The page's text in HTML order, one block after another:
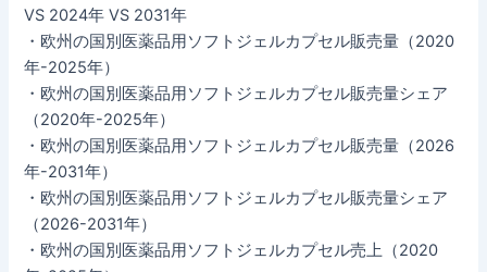
VS 2024年 VS 2031年
・欧州の国別医薬品用ソフトジェルカプセル販売量（2020
年-2025年）
・欧州の国別医薬品用ソフトジェルカプセル販売量シェア
（2020年-2025年）
・欧州の国別医薬品用ソフトジェルカプセル販売量（2026
年-2031年）
・欧州の国別医薬品用ソフトジェルカプセル販売量シェア
（2026-2031年）
・欧州の国別医薬品用ソフトジェルカプセル売上（2020